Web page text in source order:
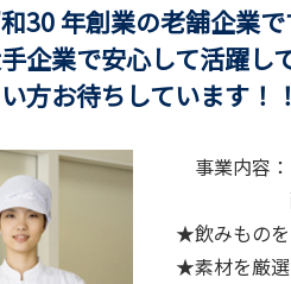
業の老舗企業で
で安心して活躍して
待ちしています！！
事業内容：
醗酵原
★飲みものを
★素材を厳選